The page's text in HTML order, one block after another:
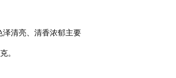
泽清亮、清香浓郁主要
。